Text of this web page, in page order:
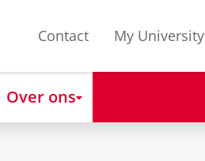
Contact My University
Over ons